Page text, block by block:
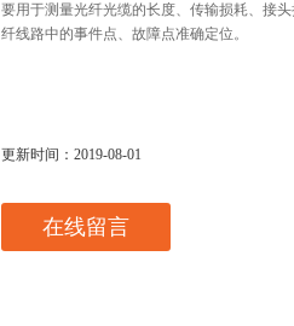
要用于测量光纤光缆的长度、传输损耗、接
纤线路中的事件点、故障点准确定位。
更新时间： 2019-08-01
在线留言